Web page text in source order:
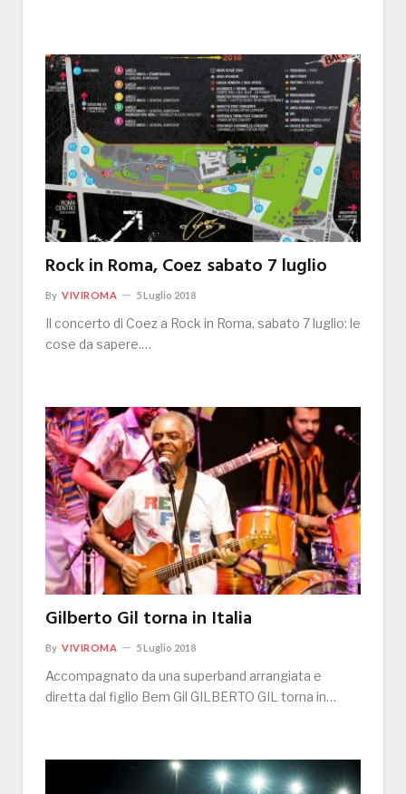
Rock in Roma, Coez sabato 7 luglio
By VIVIROMA 5 Luglio 2018
Il concerto di Coez a Rock in Roma, sabato 7 luglio: le
cose da sapere.…
Gilberto Gil torna in Italia
By VIVIROMA 5 Luglio 2018
Accompagnato da una superband arrangiata e
diretta dal figlio Bem Gil GILBERTO GIL torna in…